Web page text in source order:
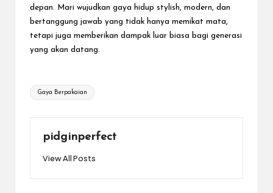
depan. Mari wujudkan gaya hidup stylish, modern, dan
bertanggung jawab yang tidak hanya memikat mata,
tetapi juga memberikan dampak luar biasa bagi generasi
yang akan datang.
Tags:
Gaya Berpakaian
pidginperfect
View All Posts